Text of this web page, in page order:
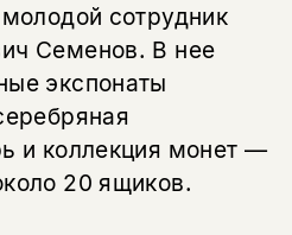
сотрудник
Семенов. В нее
экспонаты
и коллекция монет —
20 ящиков.